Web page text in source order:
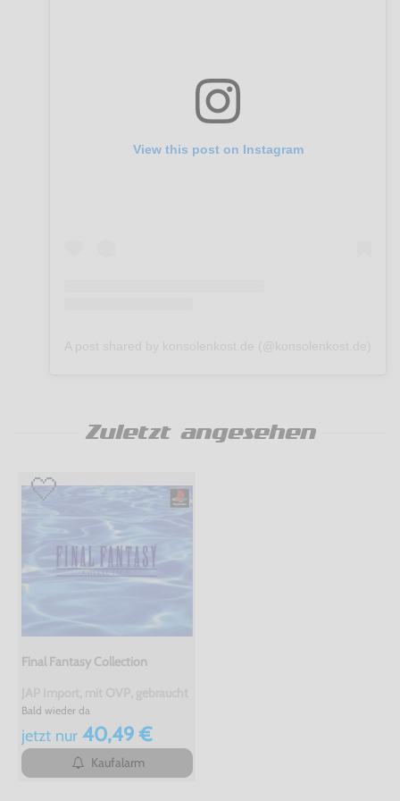
View this post on Instagram
Zuletzt angesehen
Final Fantasy Collection
Bald wieder da
jetzt nur40,49 €
Kaufalarm